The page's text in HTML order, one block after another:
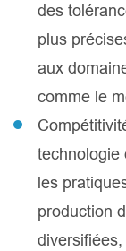
des
plus
aux
comme le
technologie
les
production